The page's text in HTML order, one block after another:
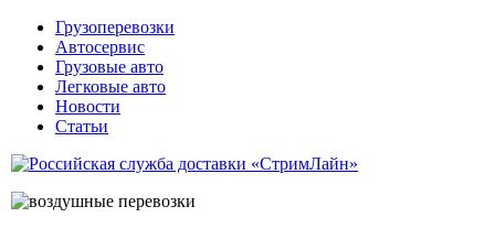
Грузоперевозки
Автосервис
Грузовые авто
Легковые авто
Новости
Статьи